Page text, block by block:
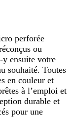
perforée
ou
ensuite votre
souhaité. Toutes
en couleur et
à l’emploi et
durable et
pour une